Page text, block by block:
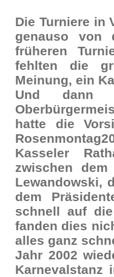
Die Turniere in
genauso von
früheren
fehlten die
Meinung, ein
Und dann
hatte die
Kasseler
zwischen
Lewandowski,
dem
schnell auf
fanden dies
alles ganz
Jahr 2002
Karnevalstanz